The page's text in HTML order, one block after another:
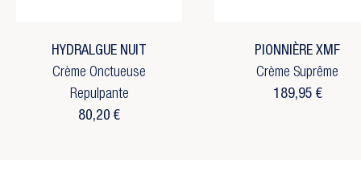
HYDRALGUE NUIT
Crème Onctueuse
Repulpante
80,20 €
PIONNIÈRE XMF
Crème Suprême
189,95 €